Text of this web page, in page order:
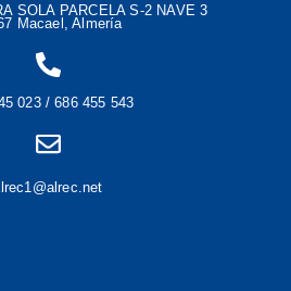
SOLA PARCELA S-2 NAVE 3
Macael, Almería
023 / 686 455 543